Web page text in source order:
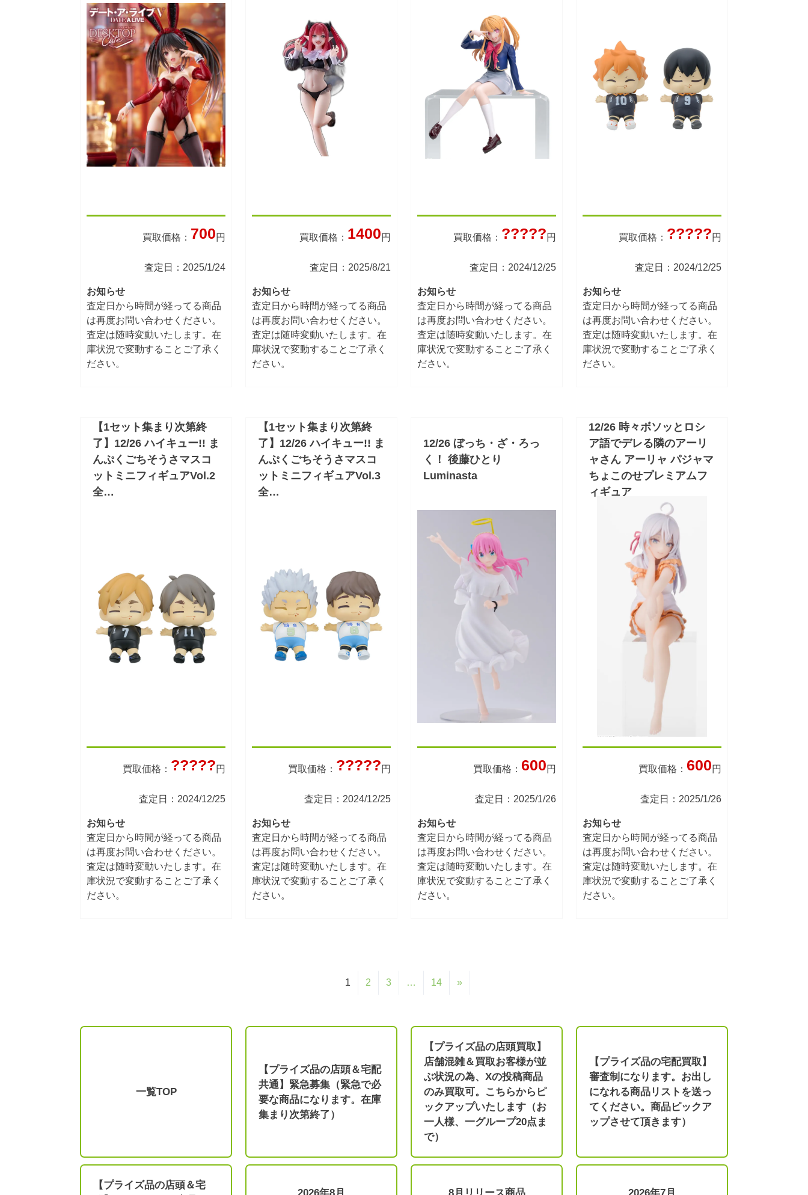
買取価格： 700円
査定日：2025/1/24
お知らせ
査定日から時間が経ってる商品
は再度お問い合わせください。
査定は随時変動いたします。在
庫状況で変動することご了承く
ださい。
買取価格： 1400円
査定日：2025/8/21
お知らせ
査定日から時間が経ってる商品
は再度お問い合わせください。
査定は随時変動いたします。在
庫状況で変動することご了承く
ださい。
買取価格： ?????円
査定日：2024/12/25
お知らせ
査定日から時間が経ってる商品
は再度お問い合わせください。
査定は随時変動いたします。在
庫状況で変動することご了承く
ださい。
買取価格： ?????円
査定日：2024/12/25
お知らせ
査定日から時間が経ってる商品
は再度お問い合わせください。
査定は随時変動いたします。在
庫状況で変動することご了承く
ださい。
【1セット集まり次第終
了】12/26 ハイキュー!! ま
んぷくごちそうさマスコ
ットミニフィギュアVol.2
全…
買取価格： ?????円
査定日：2024/12/25
お知らせ
査定日から時間が経ってる商品
は再度お問い合わせください。
査定は随時変動いたします。在
庫状況で変動することご了承く
ださい。
【1セット集まり次第終
了】12/26 ハイキュー!! ま
んぷくごちそうさマスコ
ットミニフィギュアVol.3
全…
買取価格： ?????円
査定日：2024/12/25
お知らせ
査定日から時間が経ってる商品
は再度お問い合わせください。
査定は随時変動いたします。在
庫状況で変動することご了承く
ださい。
12/26 ぼっち・ざ・ろっ
く！ 後藤ひとり
Luminasta
買取価格： 600円
査定日：2025/1/26
お知らせ
査定日から時間が経ってる商品
は再度お問い合わせください。
査定は随時変動いたします。在
庫状況で変動することご了承く
ださい。
12/26 時々ボソッとロシ
ア語でデレる隣のアーリ
ャさん アーリャ パジャマ
ちょこのせプレミアムフ
ィギュア
買取価格： 600円
査定日：2025/1/26
お知らせ
査定日から時間が経ってる商品
は再度お問い合わせください。
査定は随時変動いたします。在
庫状況で変動することご了承く
ださい。
1 2 3 … 14 »
一覧TOP
【プライズ品の店頭＆宅配
共通】緊急募集（緊急で必
要な商品になります。在庫
集まり次第終了）
【プライズ品の店頭買取】
店舗混雑＆買取お客様が並
ぶ状況の為、Xの投稿商品
のみ買取可。こちらからピ
ックアップいたします（お
一人様、一グループ20点ま
で）
【プライズ品の宅配買取】
審査制になります。お出し
になれる商品リストを送っ
てください。商品ピックア
ップさせて頂きます）
【プライズ品の店頭＆宅